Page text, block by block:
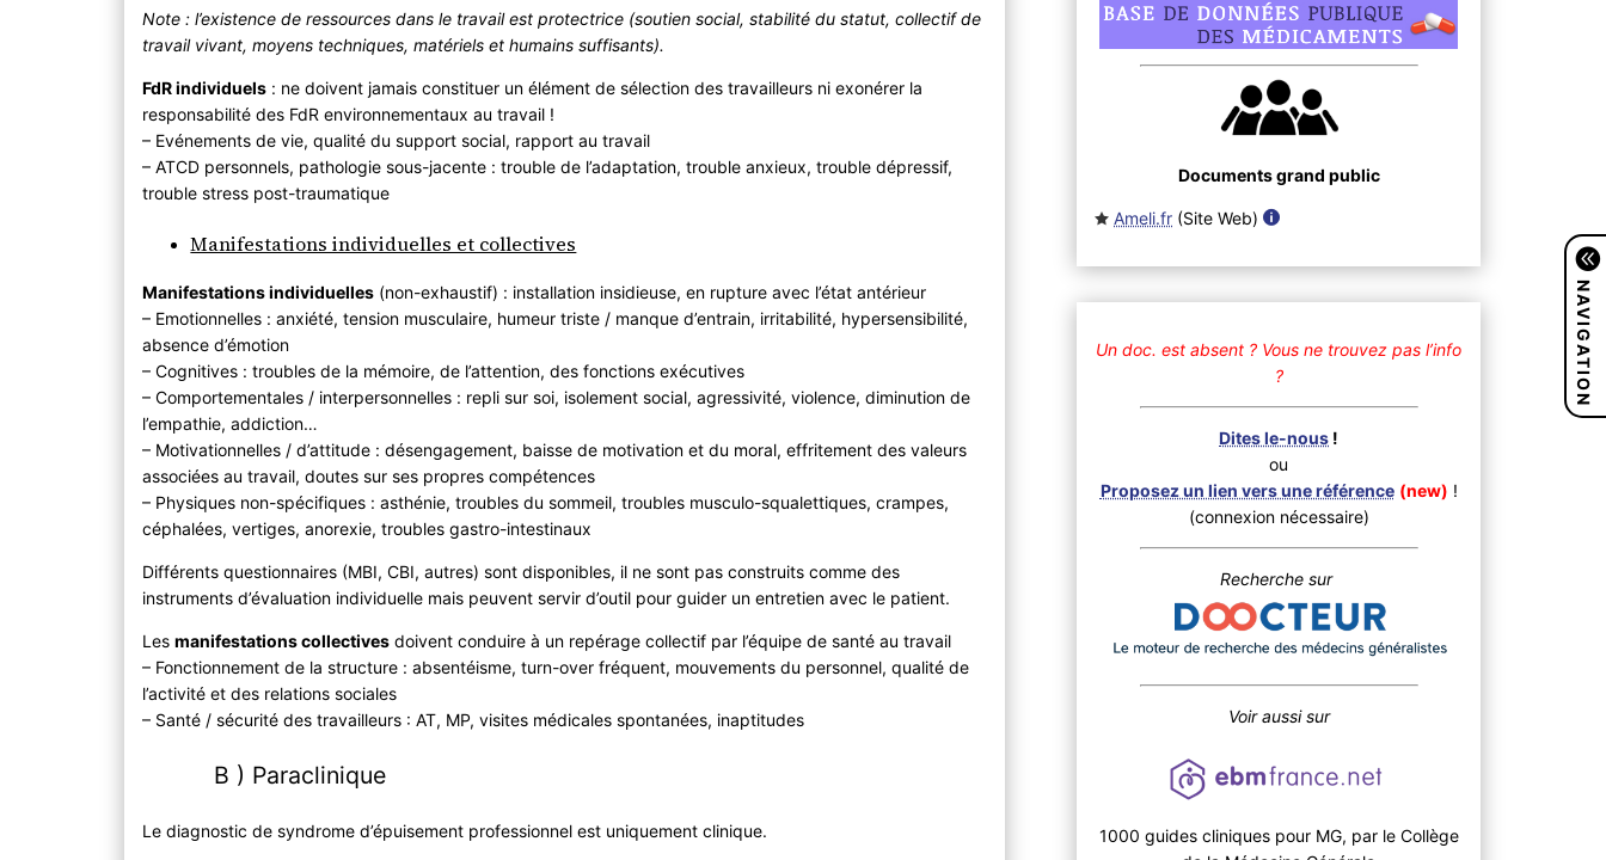
Note : l’existence de ressources dans le travail est protectrice (soutien social, stabilité du statut, collectif de
travail vivant, moyens techniques, matériels et humains suffisants).
FdR individuels : ne doivent jamais constituer un élément de sélection des travailleurs ni exonérer la
responsabilité des FdR environnementaux au travail !
– Evénements de vie, qualité du support social, rapport au travail
– ATCD personnels, pathologie sous-jacente : trouble de l’adaptation, trouble anxieux, trouble dépressif,
trouble stress post-traumatique
Manifestations individuelles et collectives
Manifestations individuelles (non-exhaustif) : installation insidieuse, en rupture avec l’état antérieur
– Emotionnelles : anxiété, tension musculaire, humeur triste / manque d’entrain, irritabilité, hypersensibilité,
absence d’émotion
– Cognitives : troubles de la mémoire, de l’attention, des fonctions exécutives
– Comportementales / interpersonnelles : repli sur soi, isolement social, agressivité, violence, diminution de
l’empathie, addiction…
– Motivationnelles / d’attitude : désengagement, baisse de motivation et du moral, effritement des valeurs
associées au travail, doutes sur ses propres compétences
– Physiques non-spécifiques : asthénie, troubles du sommeil, troubles musculo-squalettiques, crampes,
céphalées, vertiges, anorexie, troubles gastro-intestinaux
Différents questionnaires (MBI, CBI, autres) sont disponibles, il ne sont pas construits comme des
instruments d’évaluation individuelle mais peuvent servir d’outil pour guider un entretien avec le patient.
Lesmanifestations collectives doivent conduire à un repérage collectif par l’équipe de santé au travail
– Fonctionnement de la structure : absentéisme, turn-over fréquent, mouvements du personnel, qualité de
l’activité et des relations sociales
– Santé / sécurité des travailleurs : AT, MP, visites médicales spontanées, inaptitudes
B ) Paraclinique
Le diagnostic de syndrome d’épuisement professionnel est uniquement clinique.
Documents grand public
Ameli.fr (Site Web)
Un doc. est absent ? Vous ne trouvez pas l’info
?
Dites le-nous !
ou
Proposez un lien vers une référence (new) !
(connexion nécessaire)
Recherche sur
Voir aussi sur
1000 guides cliniques pour MG, par le Collège
NAVIGATION